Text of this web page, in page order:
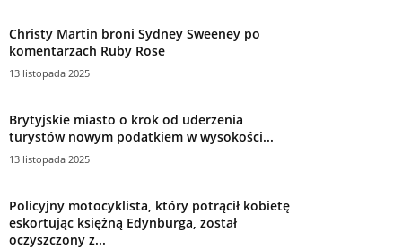
Christy Martin broni Sydney Sweeney po
komentarzach Ruby Rose
13 listopada 2025
Brytyjskie miasto o krok od uderzenia
turystów nowym podatkiem w wysokości...
13 listopada 2025
Policyjny motocyklista, który potrącił kobietę
eskortując księżną Edynburga, został
oczyszczony z...